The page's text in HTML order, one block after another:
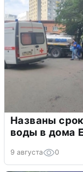
Названы
воды в дома
9 августа 0